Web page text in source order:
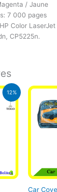
/ Jaune
7 000 pages
Color
CP5225n.
12%
Car